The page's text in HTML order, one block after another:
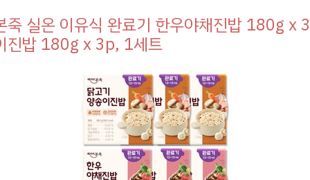
죽 실온 이유식 완료기 한우야채진밥 180g x
진밥 180g x 3p, 1세트